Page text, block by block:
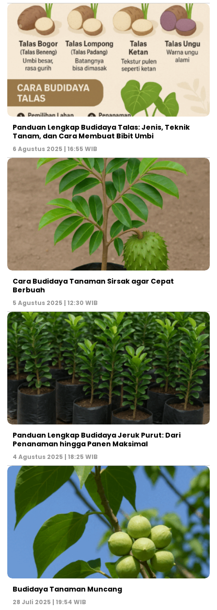
Panduan Lengkap Budidaya Talas: Jenis, Teknik
Tanam, dan Cara Membuat Bibit Umbi
6 Agustus 2025 | 16:55 WIB
Cara Budidaya Tanaman Sirsak agar Cepat
Berbuah
5 Agustus 2025 | 12:30 WIB
Panduan Lengkap Budidaya Jeruk Purut: Dari
Penanaman hingga Panen Maksimal
4 Agustus 2025 | 18:25 WIB
Budidaya Tanaman Muncang
28 Juli 2025 | 19:54 WIB